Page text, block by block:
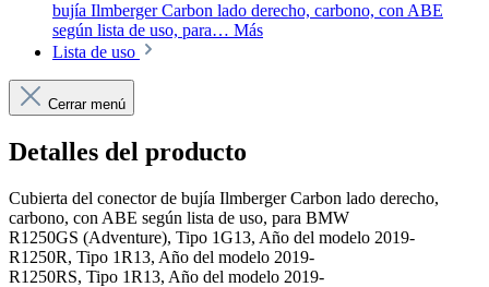
bujía Ilmberger Carbon lado derecho, carbono, con ABE
según lista de uso, para… Más
Lista de uso
Cerrar menú
Detalles del producto
Cubierta del conector de bujía Ilmberger Carbon lado derecho,
carbono, con ABE según lista de uso, para BMW
R1250GS (Adventure), Tipo 1G13, Año del modelo 2019-
R1250R, Tipo 1R13, Año del modelo 2019-
R1250RS, Tipo 1R13, Año del modelo 2019-